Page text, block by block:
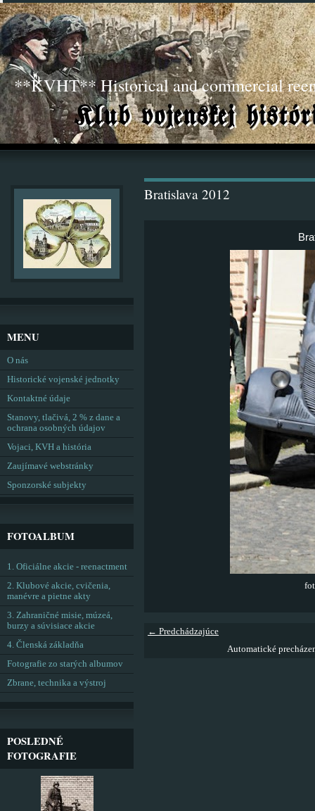
**KVHT** Historical and commercial
Bratislava 2012
← Predchádzajúce
Automatické
MENU
O nás
Historické vojenské jednotky
Kontaktné údaje
Stanovy, tlačivá, 2 % z dane a
ochrana osobných údajov
Vojaci, KVH a história
Zaujímavé webstránky
Sponzorské subjekty
FOTOALBUM
1. Oficiálne akcie - reenactment
2. Klubové akcie, cvičenia,
manévre a pietne akty
3. Zahraničné misie, múzeá,
burzy a súvisiace akcie
4. Členská základňa
Fotografie zo starých albumov
Zbrane, technika a výstroj
POSLEDNÉ
FOTOGRAFIE